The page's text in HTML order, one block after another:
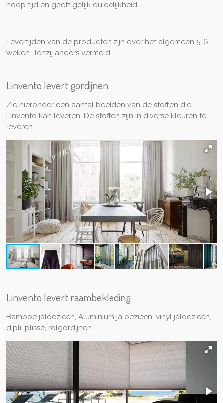
hoop tijd en geeft gelijk duidelijkheid.
Levertijden van de producten zijn over het algemeen 5-6
weken. Tenzij anders vermeld.
Linvento levert gordijnen
Zie hieronder een aantal beelden van de stoffen die
Linvento kan leveren. De stoffen zijn in diverse kleuren te
leveren.
Linvento levert raambekleding
Bamboe jaloezieën, Aluminium jaloezieën, vinyl jaloezieën,
dipli, plissé, rolgordijnen.